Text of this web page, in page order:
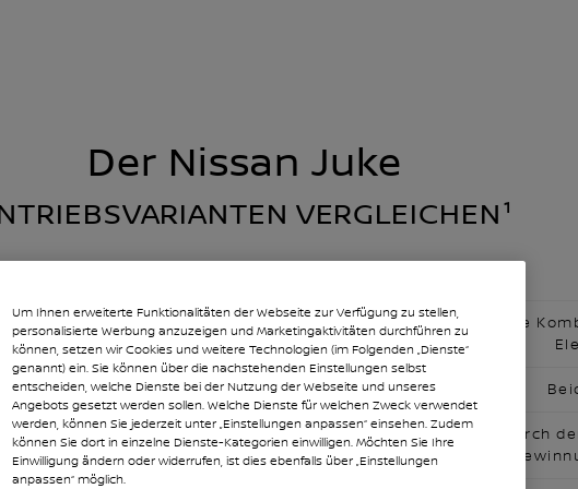
Der Nissan Juke
VERGLEICHEN¹
ausschließlich von einem Benzinmotor
angetrieben
Antrieb durch eine
Benzinmotor
lädt sich während der Fahrt auf,
treibt aber keinen Elektromotor an
Wird beim Fahren durch
Um Ihnen erweiterte Funktionalitäten der Webseite zur Verfügung zu stellen,
personalisierte Werbung anzuzeigen und Marketingaktivitäten durchführen zu
können, setzen wir Cookies und weitere Technologien (im Folgenden „Dienste“
genannt) ein. Sie können über die nachstehenden Einstellungen selbst
entscheiden, welche Dienste bei der Nutzung der Webseite und unseres
Angebots gesetzt werden sollen. Welche Dienste für welchen Zweck verwendet
werden, können Sie jederzeit unter „Einstellungen anpassen“ einsehen. Zudem
können Sie dort in einzelne Dienste-Kategorien einwilligen. Möchten Sie Ihre
Einwilligung ändern oder widerrufen, ist dies ebenfalls über „Einstellungen
anpassen“ möglich.